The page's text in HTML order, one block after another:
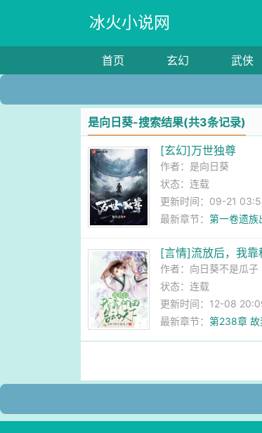
冰火小说网
首页 玄幻 武侠
是向日葵-搜索结果(共3条记录)
[玄幻]万世独尊
作者： 是向日葵
状态：连载
更新时间：09-21
最新章节：第一卷遗
[言情]流放后，我靠
作者： 向日葵不是瓜子
状态：连载
更新时间：12-08
最新章节：第238章 故